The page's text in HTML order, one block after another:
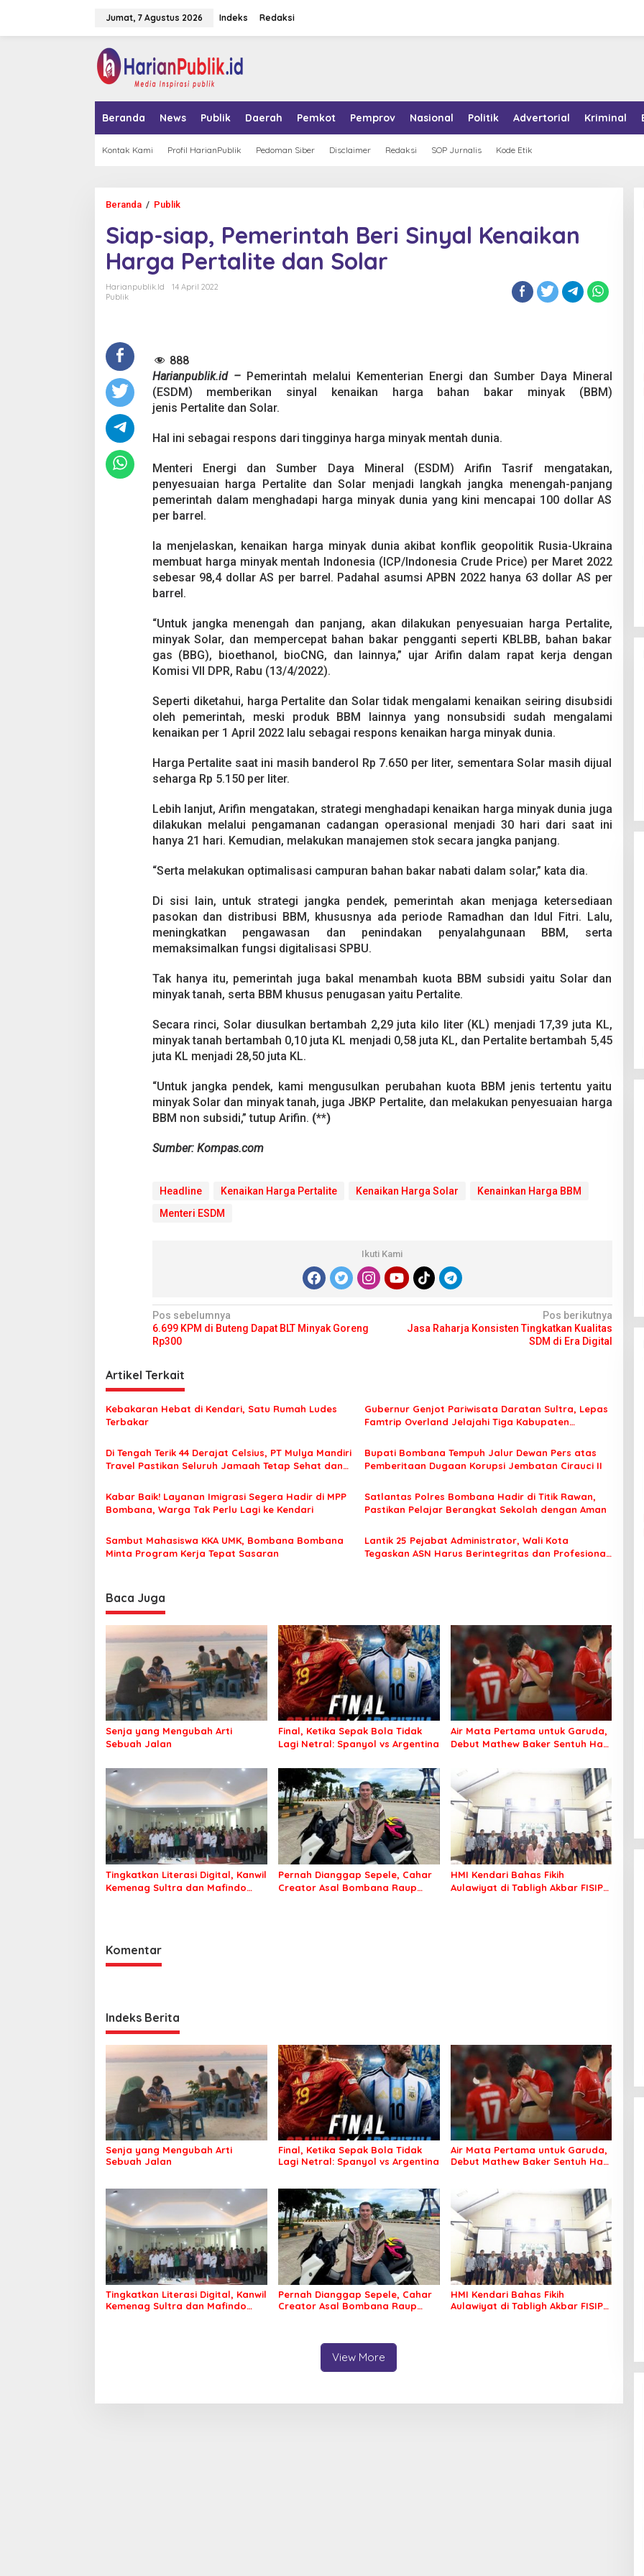
Jumat, 7 Agustus 2026 Indeks Redaksi
Beranda News Publik Daerah Pemkot Pemprov Nasional Politik Advertorial Kriminal
Kontak Kami Profil HarianPublik Pedoman Siber Disclaimer Redaksi SOP Jurnalis Kode Etik
Beranda / Publik
a
p
-
s
m
e
r
i
n
a
B
r
i
S
n
a
l
n
i
k
a
H
r
g
P
e
r
a
l
i
d
n
S
o
a
Siap-siap, Pemerintah Beri Sinyal Kenaikan
Harga Pertalite dan Solar
Harianpublik.id
14 April 2022
Publik
888
Harianpublik.id – Pemerintah melalui Kementerian Energi dan Sumber Daya Mineral
(ESDM) memberikan sinyal kenaikan harga bahan bakar minyak (BBM)
jenis Pertalite dan Solar.
Hal ini sebagai respons dari tingginya harga minyak mentah dunia.
Menteri Energi dan Sumber Daya Mineral (ESDM) Arifin Tasrif mengatakan,
penyesuaian harga Pertalite dan Solar menjadi langkah jangka menengah-panjang
pemerintah dalam menghadapi harga minyak dunia yang kini mencapai 100 dollar AS
per barrel.
Ia menjelaskan, kenaikan harga minyak dunia akibat konflik geopolitik Rusia-Ukraina
membuat harga minyak mentah Indonesia (ICP/Indonesia Crude Price) per Maret 2022
sebesar 98,4 dollar AS per barrel. Padahal asumsi APBN 2022 hanya 63 dollar AS per
barrel.
“Untuk jangka menengah dan panjang, akan dilakukan penyesuaian harga Pertalite,
minyak Solar, dan mempercepat bahan bakar pengganti seperti KBLBB, bahan bakar
gas (BBG), bioethanol, bioCNG, dan lainnya,” ujar Arifin dalam rapat kerja dengan
Komisi VII DPR, Rabu (13/4/2022).
Seperti diketahui, harga Pertalite dan Solar tidak mengalami kenaikan seiring disubsidi
oleh pemerintah, meski produk BBM lainnya yang nonsubsidi sudah mengalami
kenaikan per 1 April 2022 lalu sebagai respons kenaikan harga minyak dunia.
Harga Pertalite saat ini masih banderol Rp 7.650 per liter, sementara Solar masih dijual
seharga Rp 5.150 per liter.
Lebih lanjut, Arifin mengatakan, strategi menghadapi kenaikan harga minyak dunia juga
dilakukan melalui pengamanan cadangan operasional menjadi 30 hari dari saat ini
hanya 21 hari. Kemudian, melakukan manajemen stok secara jangka panjang.
“Serta melakukan optimalisasi campuran bahan bakar nabati dalam solar,” kata dia.
Di sisi lain, untuk strategi jangka pendek, pemerintah akan menjaga ketersediaan
pasokan dan distribusi BBM, khususnya ada periode Ramadhan dan Idul Fitri. Lalu,
meningkatkan pengawasan dan penindakan penyalahgunaan BBM, serta
memaksimalkan fungsi digitalisasi SPBU.
Tak hanya itu, pemerintah juga bakal menambah kuota BBM subsidi yaitu Solar dan
minyak tanah, serta BBM khusus penugasan yaitu Pertalite.
Secara rinci, Solar diusulkan bertambah 2,29 juta kilo liter (KL) menjadi 17,39 juta KL,
minyak tanah bertambah 0,10 juta KL menjadi 0,58 juta KL, dan Pertalite bertambah 5,45
juta KL menjadi 28,50 juta KL.
“Untuk jangka pendek, kami mengusulkan perubahan kuota BBM jenis tertentu yaitu
minyak Solar dan minyak tanah, juga JBKP Pertalite, dan melakukan penyesuaian harga
BBM non subsidi,” tutup Arifin. (**)
Sumber: Kompas.com
Headline Kenaikan Harga Pertalite Kenaikan Harga Solar
Kenainkan Harga BBM
Menteri ESDM
Ikuti Kami
N
a
i
g
a
i
o
s
Pos sebelumnya
6.699 KPM di Buteng Dapat BLT Minyak Goreng
Rp300
Pos berikutnya
Jasa Raharja Konsisten Tingkatkan Kualitas
SDM di Era Digital
Artikel Terkait
Kebakaran Hebat di Kendari, Satu Rumah Ludes
Terbakar
Gubernur Genjot Pariwisata Daratan Sultra, Lepas
Famtrip Overland Jelajahi Tiga Kabupaten
Di Tengah Terik 44 Derajat Celsius, PT Mulya Mandiri
Travel Pastikan Seluruh Jamaah Tetap Sehat dan
Bupati Bombana Tempuh Jalur Dewan Pers atas
Pemberitaan Dugaan Korupsi Jembatan Cirauci II
Kabar Baik! Layanan Imigrasi Segera Hadir di MPP
Bombana, Warga Tak Perlu Lagi ke Kendari
Satlantas Polres Bombana Hadir di Titik Rawan,
Pastikan Pelajar Berangkat Sekolah dengan Aman
Sambut Mahasiswa KKA UMK, Bombana Bombana
Minta Program Kerja Tepat Sasaran
Lantik 25 Pejabat Administrator, Wali Kota
Tegaskan ASN Harus Berintegritas dan Profesional
Baca Juga
Senja yang Mengubah Arti
Sebuah Jalan
Final, Ketika Sepak Bola Tidak
Lagi Netral: Spanyol vs Argentina
Air Mata Pertama untuk Garuda,
Debut Mathew Baker Sentuh Hati
Tingkatkan Literasi Digital, Kanwil
Kemenag Sultra dan Mafindo
Pernah Dianggap Sepele, Cahar
Creator Asal Bombana Raup
HMI Kendari Bahas Fikih
Aulawiyat di Tabligh Akbar FISIP
Komentar
Indeks Berita
Senja yang Mengubah Arti
Sebuah Jalan
Final, Ketika Sepak Bola Tidak
Lagi Netral: Spanyol vs Argentina
Air Mata Pertama untuk Garuda,
Debut Mathew Baker Sentuh Hati
Tingkatkan Literasi Digital, Kanwil
Kemenag Sultra dan Mafindo
Pernah Dianggap Sepele, Cahar
Creator Asal Bombana Raup
HMI Kendari Bahas Fikih
Aulawiyat di Tabligh Akbar FISIP
View More
Mencekam, Mahasiswa Ditikam